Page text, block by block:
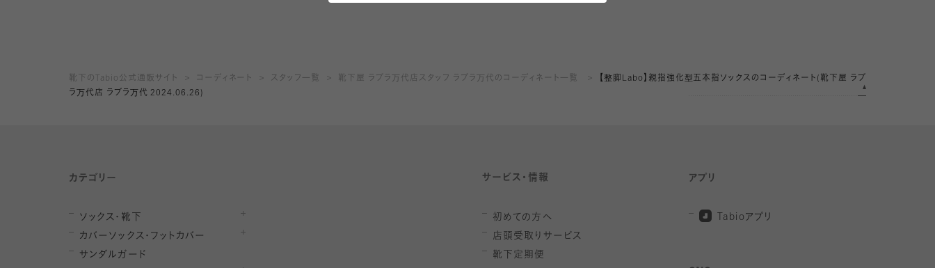
靴下のTabio公式通販サイト コーディネート スタッフ一覧 靴下屋 ラブラ万代店スタッフ ラブラ万代のコーディネート一覧
【整脚Labo】親指強化型五本指ソックスのコーディネート(靴下屋 ラブ
ラ万代店 ラブラ万代 2024.06.26)
カテゴリー
ソックス・靴下
カバーソックス・フットカバー
サンダルガード
サービス・情報
初めての方へ
店頭受取りサービス
靴下定期便
アプリ
Tabio アプリ